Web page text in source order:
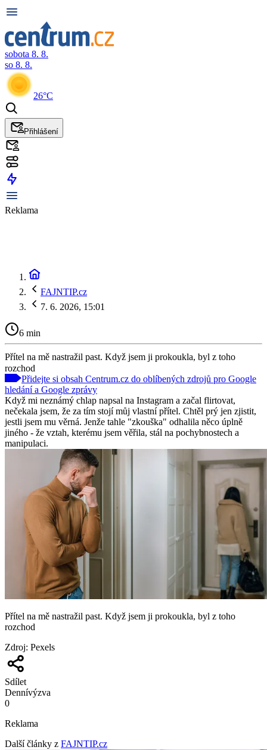
sobota 8. 8.
so 8. 8.
26°C
Přihlášení
Reklama
FAJNTIP.cz
7. 6. 2026, 15:01
6 min
Přítel na mě nastražil past. Když jsem ji prokoukla, byl z toho
rozchod
Přidejte si obsah Centrum.cz do oblíbených zdrojů pro Google
hledání a Google zprávy
Když mi neznámý chlap napsal na Instagram a začal flirtovat,
nečekala jsem, že za tím stojí můj vlastní přítel. Chtěl prý jen zjistit,
jestli jsem mu věrná. Jenže tahle "zkouška" odhalila něco úplně
jiného - že vztah, kterému jsem věřila, stál na pochybnostech a
manipulaci.
Přítel na mě nastražil past. Když jsem ji prokoukla, byl z toho
rozchod
Zdroj: Pexels
Sdílet
Dennívýzva
0
Reklama
Další články z FAJNTIP.cz